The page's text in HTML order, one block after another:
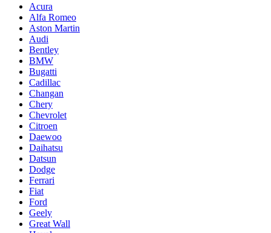
Acura
Alfa Romeo
Aston Martin
Audi
Bentley
BMW
Bugatti
Cadillac
Changan
Chery
Chevrolet
Citroen
Daewoo
Daihatsu
Datsun
Dodge
Ferrari
Fiat
Ford
Geely
Great Wall